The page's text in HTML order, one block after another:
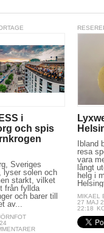
i
och spis
Sveriges
lyser solen och
starkt, vilket
från fyllda
och barer till
av...
Ibland
resa
vara
långt
helg i
MIKAEL
27 MAJ
22:18